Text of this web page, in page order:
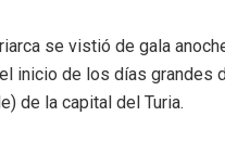
se vistió de gala
inicio de los días grandes
de la capital del Turia.